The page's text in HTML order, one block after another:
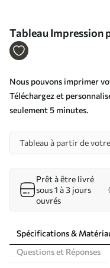
Tableau Impression
Nr s33205
Nous pouvons imprimer
Téléchargez et
seulement 5 minutes.
Tableau à partir de
Prêt à être livré
sous 1 à 3 jours
ouvrés
Spécifications &
Questions et Réponses